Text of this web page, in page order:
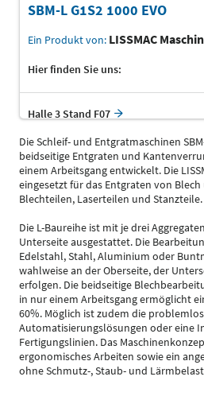
SBM-L G1S2 1000 EVO
Ein Produkt von: LISSMAC
Hier finden Sie uns:
Halle 3 Stand F07
Die Schleif- und Entgratmaschinen
beidseitige Entgraten und
einem Arbeitsgang entwickelt. Die
eingesetzt für das Entgraten von
Blechteilen, Laserteilen und Stanzteile.
Die L-Baureihe ist mit je drei
Unterseite ausgestattet. Die
Edelstahl, Stahl, Aluminium oder
wahlweise an der Oberseite, der
erfolgen. Die beidseitige
in nur einem Arbeitsgang ermöglicht
60%. Möglich ist zudem die
Automatisierungslösungen oder eine
Fertigungslinien. Das
ergonomisches Arbeiten sowie ein
ohne Schmutz-, Staub- und